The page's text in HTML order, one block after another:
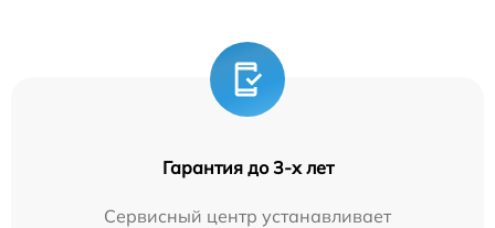
Гарантия до 3-х лет
Сервисный центр устанавливает